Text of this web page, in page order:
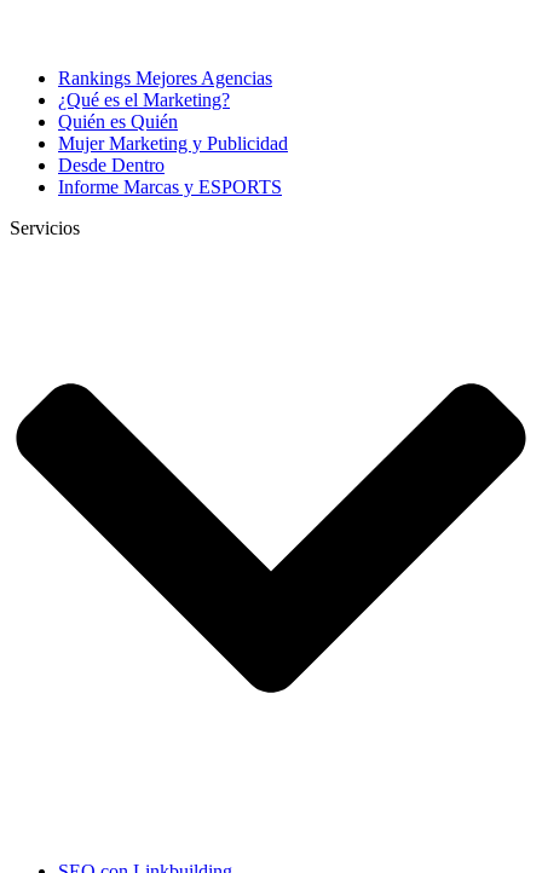
Rankings Mejores Agencias
¿Qué es el Marketing?
Quién es Quién
Mujer Marketing y Publicidad
Desde Dentro
Informe Marcas y ESPORTS
Servicios